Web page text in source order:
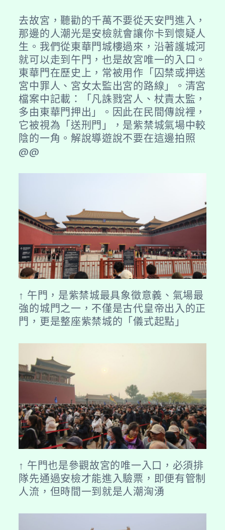
去故宮，聽勸的千萬不要從天安門進入，
那邊的人潮光是安檢就會讓你卡到懷疑人
生。我們從東華門城樓過來，沿著護城河
就可以走到午門，也是故宮唯一的入口。
東華門在歷史上，常被用作「囚禁或押送
宮中罪人、宮女太監出宮的路線」。清宮
檔案中記載：「凡誅戮宮人、杖責太監，
多由東華門押出」。因此在民間傳說裡，
它被視為「送刑門」，是紫禁城氣場中較
陰的一角。解說導遊說不要在這邊拍照
@@
↑ 午門，是紫禁城最具象徵意義、氣場最
強的城門之一，不僅是古代皇帝出入的正
門，更是整座紫禁城的「儀式起點」
↑ 午門也是參觀故宮的唯一入口，必須排
隊先通過安檢才能進入驗票，即便有管制
人流，但時間一到就是人潮洶湧